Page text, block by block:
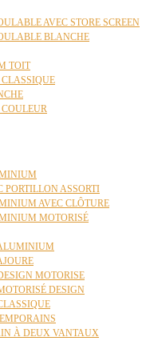
AVEC STORE SCREEN
BLANCHE
TOIT
PORTILLON ASSORTI
AVEC CLÔTURE
MOTORISÉ
MOTORISE
DESIGN
À DEUX VANTAUX